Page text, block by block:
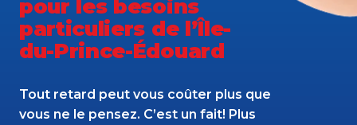
pour les besoins
particuliers de l’Île-
du-Prince-Édouard
Tout retard peut vous coûter plus que
vous ne le pensez. C’est un fait! Plus